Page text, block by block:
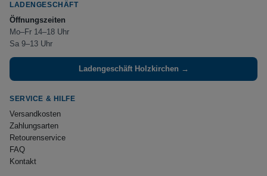
LADENGESCHÄFT
Öffnungszeiten
Mo–Fr 14–18 Uhr
Sa 9–13 Uhr
Ladengeschäft Holzkirchen →
SERVICE & HILFE
Versandkosten
Zahlungsarten
Retourenservice
FAQ
Kontakt